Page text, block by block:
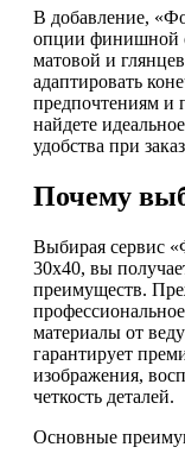
В добавление,
опции финишной
матовой и
адаптировать
предпочтениям и
найдете
удобства при
Почему
Выбирая сервис
30х40, вы
преимуществ.
материалы от
гарантирует
изображения,
четкость деталей.
Основные